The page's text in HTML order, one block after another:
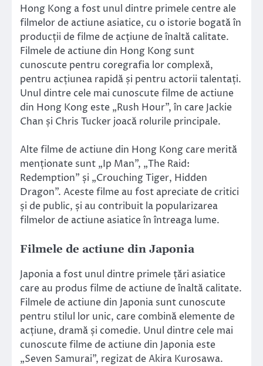
Hong Kong a fost unul dintre primele centre ale
filmelor de actiune asiatice, cu o istorie bogată în
producții de filme de acțiune de înaltă calitate.
Filmele de actiune din Hong Kong sunt
cunoscute pentru coregrafia lor complexă,
pentru acțiunea rapidă și pentru actorii talentați.
Unul dintre cele mai cunoscute filme de actiune
din Hong Kong este „Rush Hour”, în care Jackie
Chan și Chris Tucker joacă rolurile principale.
Alte filme de actiune din Hong Kong care merită
menționate sunt „Ip Man”, „The Raid:
Redemption” și „Crouching Tiger, Hidden
Dragon”. Aceste filme au fost apreciate de critici
și de public, și au contribuit la popularizarea
filmelor de actiune asiatice în întreaga lume.
Filmele de actiune din Japonia
Japonia a fost unul dintre primele țări asiatice
care au produs filme de actiune de înaltă calitate.
Filmele de actiune din Japonia sunt cunoscute
pentru stilul lor unic, care combină elemente de
acțiune, dramă și comedie. Unul dintre cele mai
cunoscute filme de actiune din Japonia este
„Seven Samurai”, regizat de Akira Kurosawa.